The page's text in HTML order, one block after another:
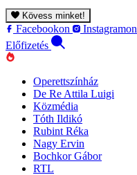
Kövess minket!
Facebookon Instagramon
Előfizetés
Operettszínház
De Re Attila Luigi
Közmédia
Tóth Ildikó
Rubint Réka
Nagy Ervin
Bochkor Gábor
RTL